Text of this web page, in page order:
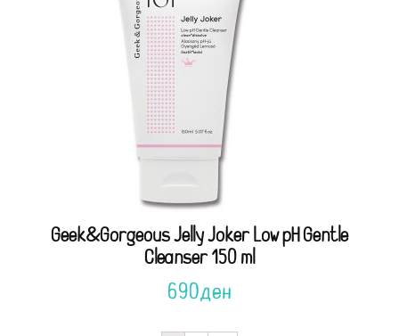
Geek&Gorgeous Jelly Joker Low pH Gentle
Cleanser 150 ml
690ден